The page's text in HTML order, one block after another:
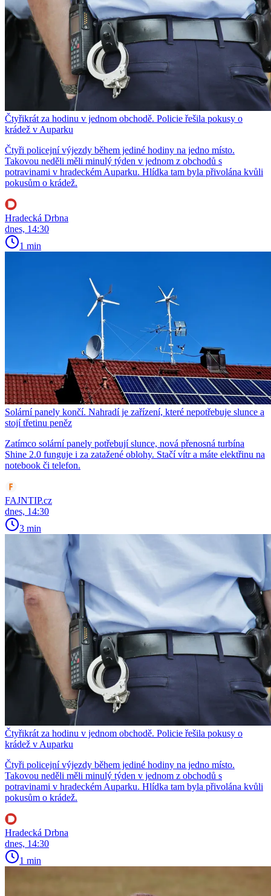
Čtyřikrát za hodinu v jednom obchodě. Policie řešila pokusy o
krádež v Auparku
Čtyři policejní výjezdy během jediné hodiny na jedno místo.
Takovou neděli měli minulý týden v jednom z obchodů s
potravinami v hradeckém Auparku. Hlídka tam byla přivolána kvůli
pokusům o krádež.
Hradecká Drbna
dnes, 14:30
1 min
Solární panely končí. Nahradí je zařízení, které nepotřebuje slunce a
stojí třetinu peněz
Zatímco solární panely potřebují slunce, nová přenosná turbína
Shine 2.0 funguje i za zatažené oblohy. Stačí vítr a máte elektřinu na
notebook či telefon.
FAJNTIP.cz
dnes, 14:30
3 min
Čtyřikrát za hodinu v jednom obchodě. Policie řešila pokusy o
krádež v Auparku
Čtyři policejní výjezdy během jediné hodiny na jedno místo.
Takovou neděli měli minulý týden v jednom z obchodů s
potravinami v hradeckém Auparku. Hlídka tam byla přivolána kvůli
pokusům o krádež.
Hradecká Drbna
dnes, 14:30
1 min